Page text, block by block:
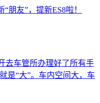
“朋友”，提新ES8啦！
去车管所办理好了所有手
是“大”。车内空间大，车